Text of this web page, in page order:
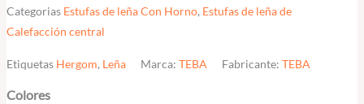
Categorias Estufas de leña Con Horno, Estufas de leña de
Calefacción central
Etiquetas Hergom, Leña Marca:TEBA Fabricante:TEBA
Colores